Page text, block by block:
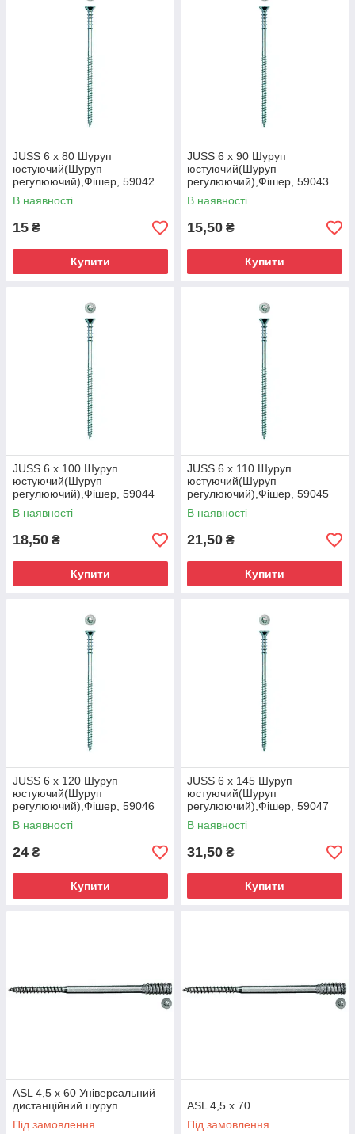
JUSS 6 x 80 Шуруп
юстуючий(Шуруп
регулюючий),Фішер, 59042
В наявності
15 ₴
Купити
JUSS 6 x 90 Шуруп
юстуючий(Шуруп
регулюючий),Фішер, 59043
В наявності
15,50 ₴
Купити
JUSS 6 x 100 Шуруп
юстуючий(Шуруп
регулюючий),Фішер, 59044
В наявності
18,50 ₴
Купити
JUSS 6 x 110 Шуруп
юстуючий(Шуруп
регулюючий),Фішер, 59045
В наявності
21,50 ₴
Купити
JUSS 6 x 120 Шуруп
юстуючий(Шуруп
регулюючий),Фішер, 59046
В наявності
24 ₴
Купити
JUSS 6 x 145 Шуруп
юстуючий(Шуруп
регулюючий),Фішер, 59047
В наявності
31,50 ₴
Купити
ASL 4,5 х 60 Універсальний
дистанційний шуруп
Під замовлення
ASL 4,5 x 70
Під замовлення